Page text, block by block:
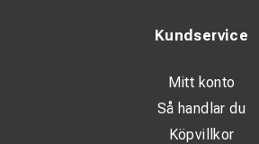
Kundservice
Mitt konto
Så handlar du
Köpvillkor